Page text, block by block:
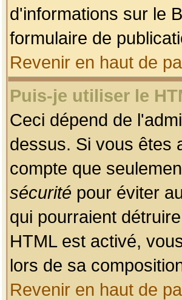
d'informations sur le
formulaire de
Revenir en haut de
Puis-je utiliser le
Ceci dépend de
dessus. Si vous êtes
compte que
sécurité pour éviter
qui pourraient
HTML est activé,
lors de sa
Revenir en haut de